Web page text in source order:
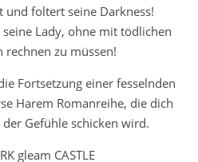
und foltert seine Darkness!
Lady, ohne mit tödlichen
rechnen zu müssen!
Fortsetzung einer fesselnden
Harem Romanreihe, die dich
Gefühle schicken wird.
gleam CASTLE